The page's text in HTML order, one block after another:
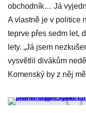
obchodník… Já
A vlastně je v politice
teprve přes sedm let,
lety. „Já jsem
vysvětlil divákům
Komenský by z něj